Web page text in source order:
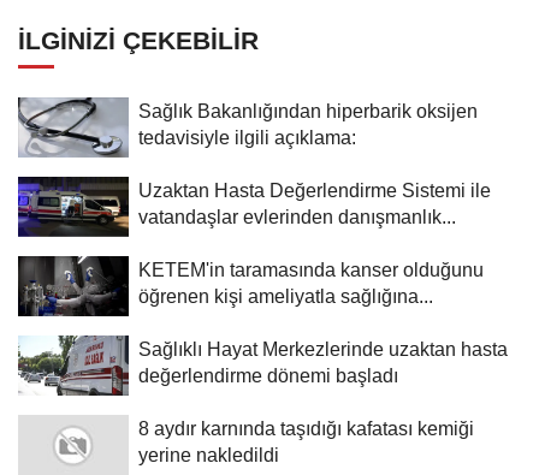
İLGINIZI ÇEKEBILIR
Sağlık Bakanlığından hiperbarik oksijen
tedavisiyle ilgili açıklama:
Uzaktan Hasta Değerlendirme Sistemi ile
vatandaşlar evlerinden danışmanlık...
KETEM'in taramasında kanser olduğunu
öğrenen kişi ameliyatla sağlığına...
Sağlıklı Hayat Merkezlerinde uzaktan hasta
değerlendirme dönemi başladı
8 aydır karnında taşıdığı kafatası kemiği
yerine nakledildi